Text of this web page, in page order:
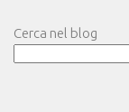
Cerca nel blog